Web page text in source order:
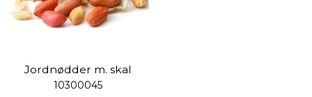
Jordnødder m. skal
10300045